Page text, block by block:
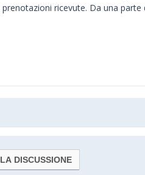
ricevute. Da una